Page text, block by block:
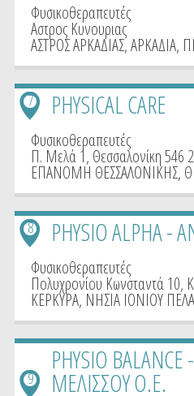
Φυσικοθεραπευτές
Αστρος Κυνουριας
ΑΣΤΡΟΣ ΑΡΚΑΔΙΑΣ,ΑΡΚΑΔΙΑ,
PHYSICAL CARE
7
Φυσικοθεραπευτές
Π. Μελά 1, Θεσσαλονίκη 546
ΕΠΑΝΟΜΗ ΘΕΣΣΑΛΟΝΙΚΗΣ,
PHYSIO ALPHA
8
Φυσικοθεραπευτές
Πολυχρονίου Κωνσταντά 10,
ΚΕΡΚΥΡΑ, ΝΗΣΙΑ ΙΟΝΙΟΥ
PHYSIO
ΜΕΛΙΣΣΟΥ Ο.Ε.
9